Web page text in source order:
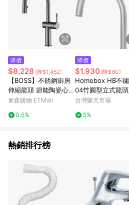
最佳解決方案，以創造優質居家環境為首
造幸福家園時的優先選擇。
降價
$8,228 (降$1,452)
【BOSS】不銹鋼廚房
伸縮龍頭 節能陶瓷心軸
有加壓機適用 槍灰色(Z
東森購物 ETMall
0.5%
降價
$1,930 (降$60)
Homebox HB不
04竹圓型立式龍
00-22
台灣樂天市場
3%
熱銷排行榜